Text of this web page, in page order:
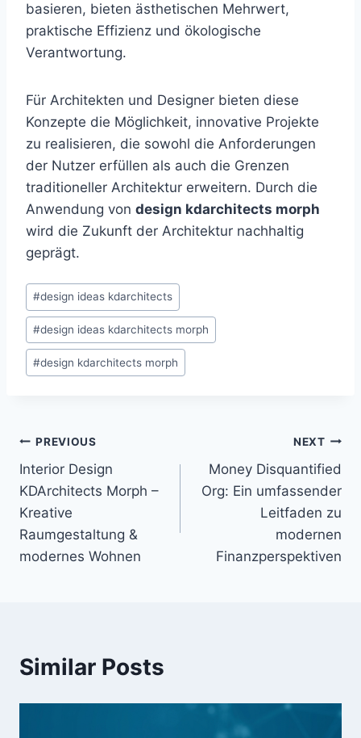
basieren, bieten ästhetischen Mehrwert,
praktische Effizienz und ökologische
Verantwortung.
Für Architekten und Designer bieten diese
Konzepte die Möglichkeit, innovative Projekte
zu realisieren, die sowohl die Anforderungen
der Nutzer erfüllen als auch die Grenzen
traditioneller Architektur erweitern. Durch die
Anwendung von design kdarchitects morph
wird die Zukunft der Architektur nachhaltig
geprägt.
Post
Tags:
#design ideas kdarchitects
#design ideas kdarchitects morph
#design kdarchitects morph
Post
navigation
PREVIOUS
Interior Design
KDArchitects Morph –
Kreative
Raumgestaltung &
modernes Wohnen
NEXT
Money Disquantified
Org: Ein umfassender
Leitfaden zu
modernen
Finanzperspektiven
Similar Posts